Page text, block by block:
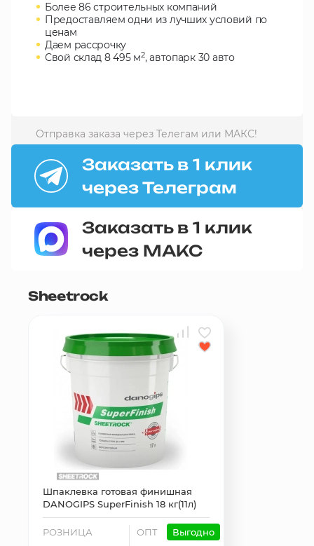
Доставка
Оплата
О компании
Все бренды
Контакты
Более 86 строительных компаний
Предоставляем одни из лучших условий по
ценам
Даем рассрочку
Свой склад 8 495 м2, автопарк 30 авто
Отправка заказа через Телегам или МАКС!
Заказать в 1 клик
через Телеграм
Заказать в 1 клик
через МАКС
Sheetrock
Шпаклевка готовая финишная
DANOGIPS SuperFinish 18 кг(11л)
РОЗНИЦА ОПТ Выгодно